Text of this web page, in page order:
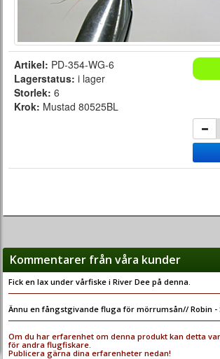
Artikel: PD-354-WG-6
Lagerstatus: i lager
Storlek: 6
Krok: Mustad 80525BL
Kommentarer från våra kunder
Fick en lax under vårfiske i River Dee på denna.
Ännu en fångstgivande fluga för mörrumsån// Robin -
Om du har erfarenhet om denna produkt kan detta
för andra flugfiskare.
Publicera gärna dina erfarenheter nedan!